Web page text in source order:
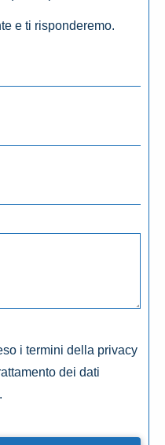
e ti risponderemo.
i termini della privacy
dei dati